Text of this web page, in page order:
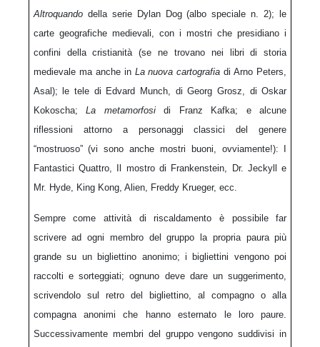
Altroquandodella serie Dylan Dog (albo speciale n. 2); le
carte geografiche medievali, con i mostri che presidiano i
confini della cristianità (se ne trovano nei libri di storia
medievale ma anche in La nuova cartografia di Arno Peters,
Asal); le tele di Edvard Munch, di Georg Grosz, di Oskar
Kokoscha;La metamorfosidi Franz Kafka; e alcune
riflessioni attorno a personaggi classici del genere
“mostruoso” (vi sono anche mostri buoni, ovviamente!): I
Fantastici Quattro, Il mostro di Frankenstein, Dr. Jeckyll e
Mr. Hyde, King Kong, Alien, Freddy Krueger, ecc.
Sempre come attività di riscaldamento è possibile far
scrivere ad ogni membro del gruppo la propria paura più
grande su un bigliettino anonimo; i bigliettini vengono poi
raccolti e sorteggiati; ognuno deve dare un suggerimento,
scrivendolo sul retro del bigliettino, al compagno o alla
compagna anonimi che hanno esternato le loro paure.
Successivamente membri del gruppo vengono suddivisi in